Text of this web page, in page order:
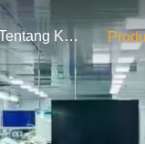
Tentang Kami